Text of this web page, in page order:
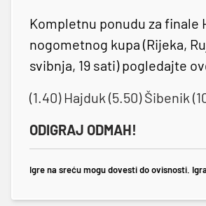
Kompletnu ponudu za finale
nogometnog kupa (Rijeka,
svibnja, 19 sati) pogledajte
(1.40) Hajduk (5.50) Šibenik
ODIGRAJ ODMAH!
Igre na sreću mogu dovesti do ovisnosti.